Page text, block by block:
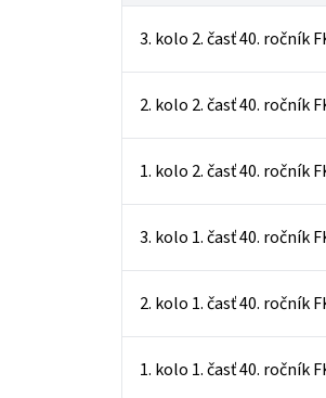
3. kolo 2. časť 40. ročník
2. kolo 2. časť 40. ročník
1. kolo 2. časť 40. ročník
3. kolo 1. časť 40. ročník
2. kolo 1. časť 40. ročník
1. kolo 1. časť 40. ročník